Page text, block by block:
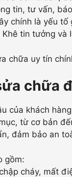
tin, tư vấn,
chính là yếu tố
tin tưởng và
chữa uy tín
chữa
của khách
từ cơ bản
đảm bảo an
gồm:
cháy, mất